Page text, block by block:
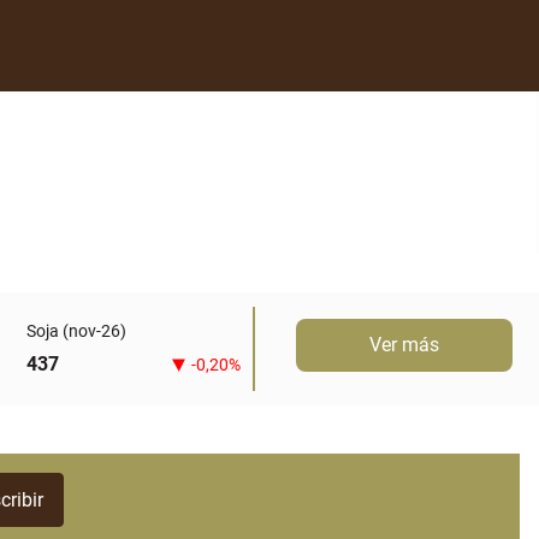
Soja (nov-26)
437 -0,20%
Ver más